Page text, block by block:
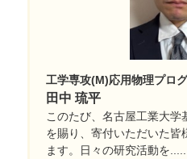
工学専攻(M)応用物理プロ
田中 琉平
このたび、名古屋工業大学
を賜り、寄付いただいた皆
ます。日々の研究活動を.....